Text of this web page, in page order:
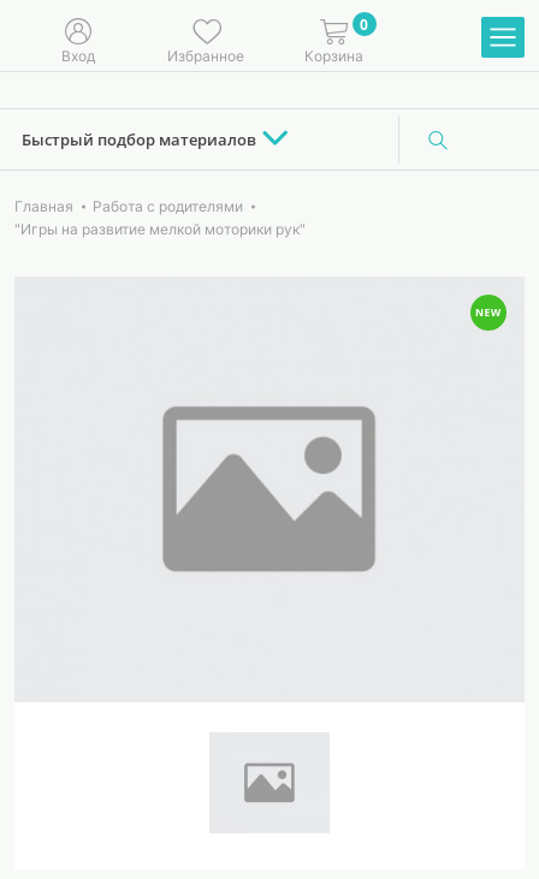
Вход Избранное
0
Корзина
Быстрый подбор материалов
Главная
Работа с родителями
"Игры на развитие мелкой моторики рук"